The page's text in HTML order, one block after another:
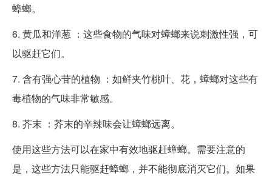
蟑螂。
6. 黄瓜和洋葱 ：这些食物的气味对蟑螂来说刺激性强，可
以驱赶它们。
7. 含有强心苷的植物 ：如鲜夹竹桃叶、花，蟑螂对这些有
毒植物的气味非常敏感。
8. 芥末 ：芥末的辛辣味会让蟑螂远离。
使用这些方法可以在家中有效地驱赶蟑螂。需要注意的
是，这些方法只能驱赶蟑螂，并不能彻底消灭它们。如果